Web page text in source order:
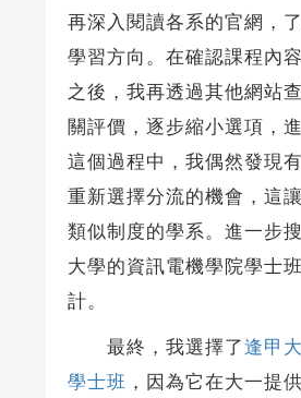
再深入閱讀各系的官網，
學習方向。在確認課程內
之後，我再透過其他網站
關評價，逐步縮小選項，
這個過程中，我偶然發現
重新選擇分流的機會，這
類似制度的學系。進一步
大學的資訊電機學院學士
計。
最終，我選擇了逢甲
學士班 ，因為它在大一提